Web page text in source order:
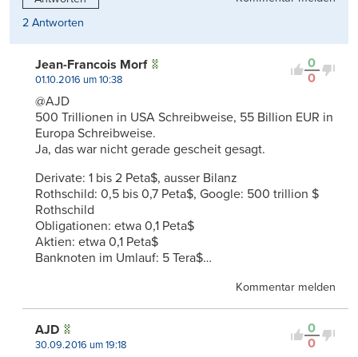
2 Antworten
0
0
Jean-Francois Morf
01.10.2016 um 10:38
@AJD
500 Trillionen in USA Schreibweise, 55 Billion EUR in
Europa Schreibweise.
Ja, das war nicht gerade gescheit gesagt.
Derivate: 1 bis 2 Peta$, ausser Bilanz
Rothschild: 0,5 bis 0,7 Peta$, Google: 500 trillion $
Rothschild
Obligationen: etwa 0,1 Peta$
Aktien: etwa 0,1 Peta$
Banknoten im Umlauf: 5 Tera$…
Kommentar melden
0
0
AJD
30.09.2016 um 19:18